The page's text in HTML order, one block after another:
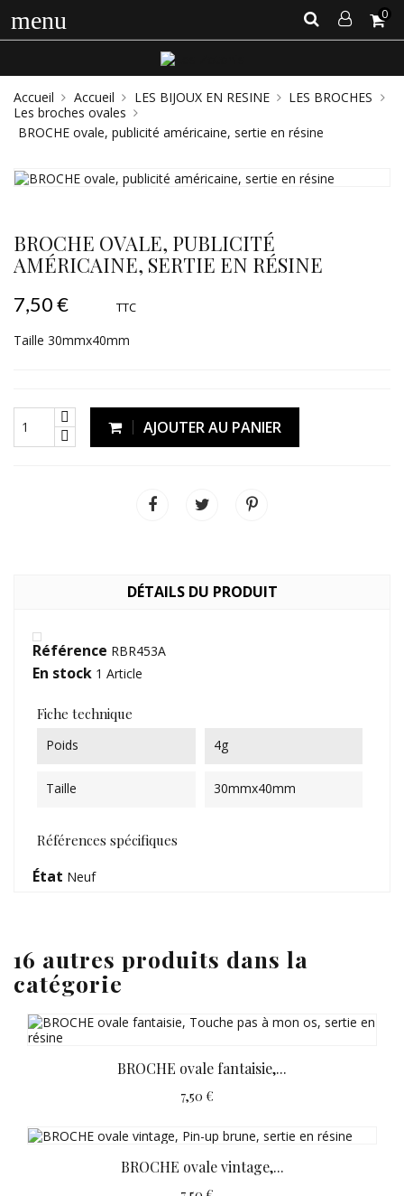
menu 0
Accueil Accueil LES BIJOUX EN RESINE
LES BROCHES
Les broches ovales
BROCHE ovale, publicité américaine, sertie en résine
BROCHE OVALE, PUBLICITÉ
AMÉRICAINE, SERTIE EN RÉSINE
7,50 € TTC
Taille 30mmx40mm
AJOUTER AU PANIER
DÉTAILS DU PRODUIT
Référence RBR453A
En stock 1 Article
Fiche technique
Poids 4g
Taille 30mmx40mm
Références spécifiques
État Neuf
16 autres produits dans la
catégorie
BROCHE ovale fantaisie,...
7,50 €
BROCHE ovale vintage,...